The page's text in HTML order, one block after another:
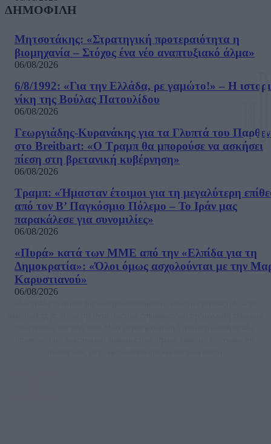
ΔΗΜΟΦΙΛΗ
Μητσοτάκης: «Στρατηγική προτεραιότητα η
βιομηχανία – Στόχος ένα νέο αναπτυξιακό άλμα»
06/08/2026
6/8/1992: «Για την Ελλάδα, ρε γαμώτο!» – Η
νίκη της Βούλας Πατουλίδου
06/08/2026
Γεωργιάδης-Κυρανάκης για τα Γλυπτά του
στο Breitbart: «Ο Τραμπ θα μπορούσε να ασκήσει
πίεση στη βρετανική κυβέρνηση»
06/08/2026
Τραμπ: «Ήμασταν έτοιμοι για τη μεγαλύτερη
από τον Β’ Παγκόσμιο Πόλεμο – Το Ιράν μας
παρακάλεσε για συνομιλίες»
06/08/2026
«Πυρά» κατά των ΜΜΕ από την «Ελπίδα για τη
Δημοκρατία»: «Όλοι όμως ασχολούνται με την
Καρυστιανού»
06/08/2026